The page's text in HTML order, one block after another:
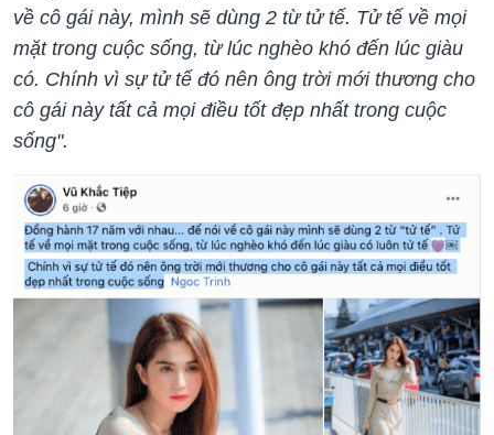
về cô gái này, mình sẽ dùng 2 từ tử tế. Tử tế về mọi
mặt trong cuộc sống, từ lúc nghèo khó đến lúc giàu
có. Chính vì sự tử tế đó nên ông trời mới thương cho
cô gái này tất cả mọi điều tốt đẹp nhất trong cuộc
sống".